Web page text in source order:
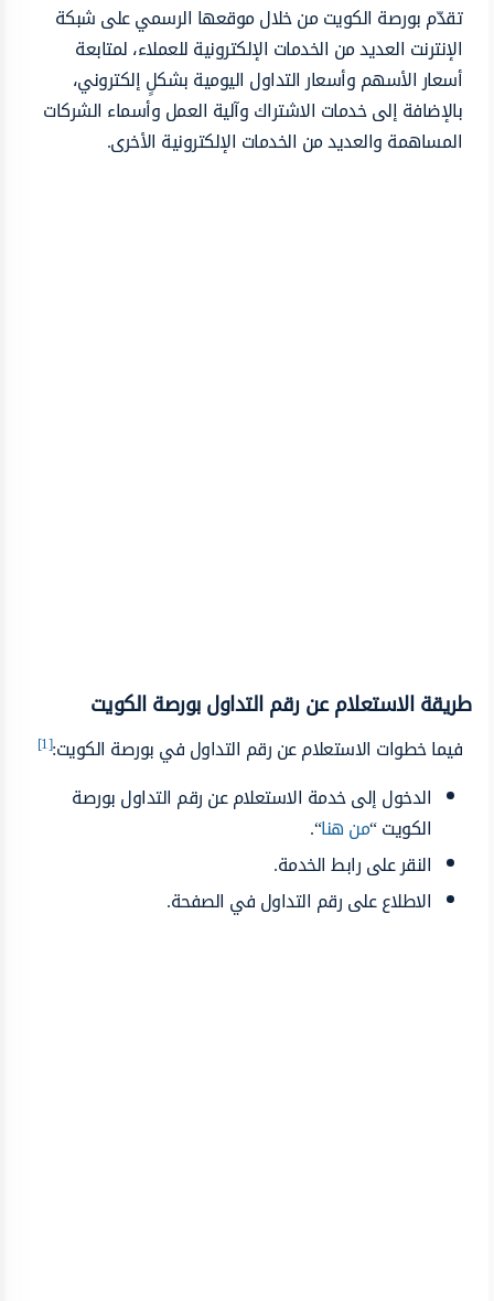
تقدّم بورصة الكويت من خلال موقعها الرسمي على شبكة
الإنترنت العديد من الخدمات الإلكترونية للعملاء، لمتابعة
أسعار الأسهم وأسعار التداول اليومية بشكلٍ إلكتروني،
بالإضافة إلى خدمات الاشتراك وآلية العمل وأسماء الشركات
المساهمة والعديد من الخدمات الإلكترونية الأخرى.
طريقة الاستعلام عن رقم التداول بورصة الكويت
فيما خطوات الاستعلام عن رقم التداول في بورصة الكويت:[1]
الدخول إلى خدمة الاستعلام عن رقم التداول بورصة
الكويت “من هنا“.
النقر على رابط الخدمة.
الاطلاع على رقم التداول في الصفحة.